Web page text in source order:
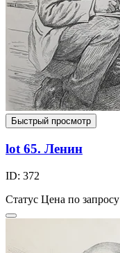
Быстрый просмотр
lot 65. Ленин
ID: 372
Статус Цена по запросу